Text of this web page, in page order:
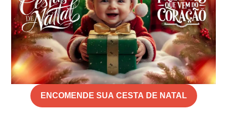
ENCOMENDE SUA CESTA DE NATAL